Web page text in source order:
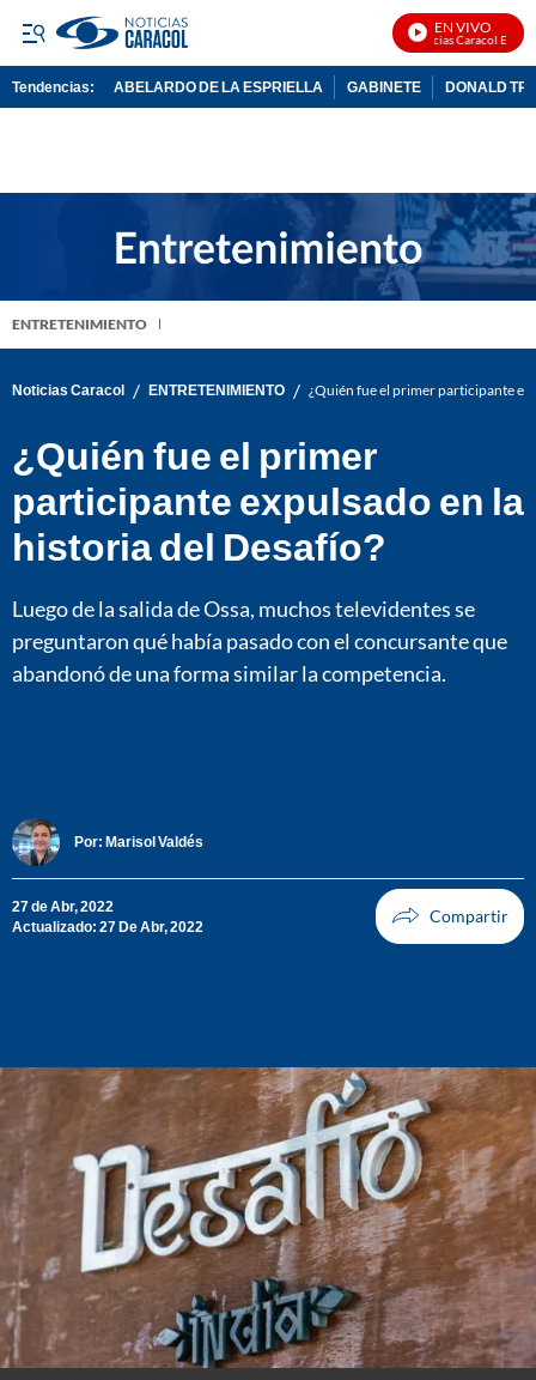
EN VIVO
Noticias Caracol En Vivo
Tendencias: ABELARDO DE LA ESPRIELLA GABINETE DONALD
ENTRETENIMIENTO
Noticias Caracol / ENTRETENIMIENTO / ¿Quién fue el primer participante
¿Quién fue el primer
participante expulsado en la
historia del Desafío?
Luego de la salida de Ossa, muchos televidentes se
preguntaron qué había pasado con el concursante que
abandonó de una forma similar la competencia.
Por: Marisol Valdés
27 de Abr, 2022
Actualizado: 27 De Abr, 2022